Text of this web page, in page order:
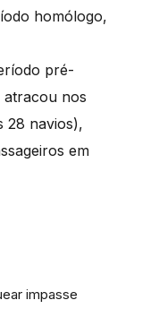
homólogo,
pré-
atracou nos
28 navios),
em
impasse